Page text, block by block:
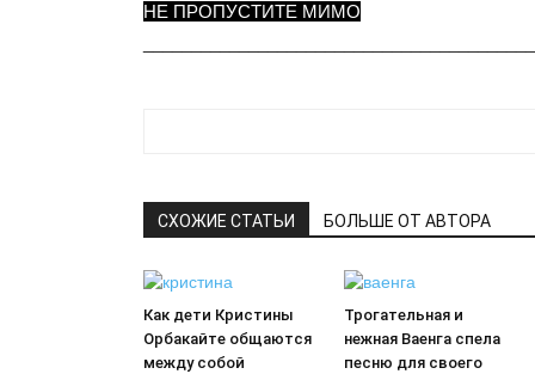
НЕ ПРОПУСТИТЕ МИМО
СХОЖИЕ СТАТЬИ БОЛЬШЕ ОТ АВТОРА
Как дети Кристины
Орбакайте общаются
между собой
Трогательная и
нежная Ваенга спела
песню для своего